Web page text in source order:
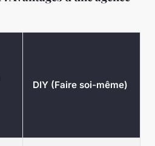
DIY (Faire soi-même)